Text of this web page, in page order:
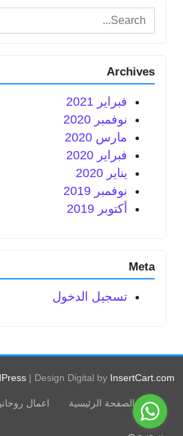
Search for:
Archives
فبراير 2021
نوفمبر 2020
مارس 2020
فبراير 2020
يناير 2020
نوفمبر 2019
أكتوبر 2019
Meta
تسجيل الدخول
| Design Digital by InsertCart.com
الصفحة الرئيسية اعمال